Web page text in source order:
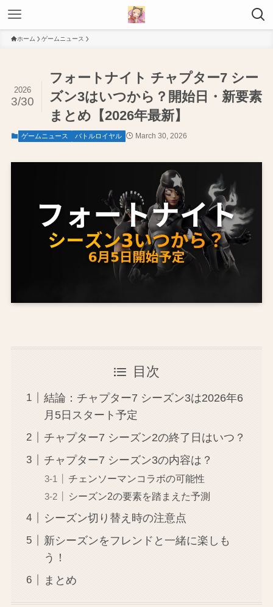
ホーム ゲームニュース
フォートナイト チャプター7 シー
ズン3はいつから？開始日・新要素
まとめ【2026年最新】
2026
3/30
ゲームニュース バトルロイヤル March 30, 2026
目次
結論：チャプター7 シーズン3は2026年6
月5日スタート予定
チャプター7 シーズン2の終了日はいつ？
チャプター7 シーズン3の内容は？
チェンソーマンコラボの可能性
シーズン2の要素を踏まえた予測
シーズン切り替え時の注意点
新シーズンをフレンドと一緒に楽しも
う！
まとめ